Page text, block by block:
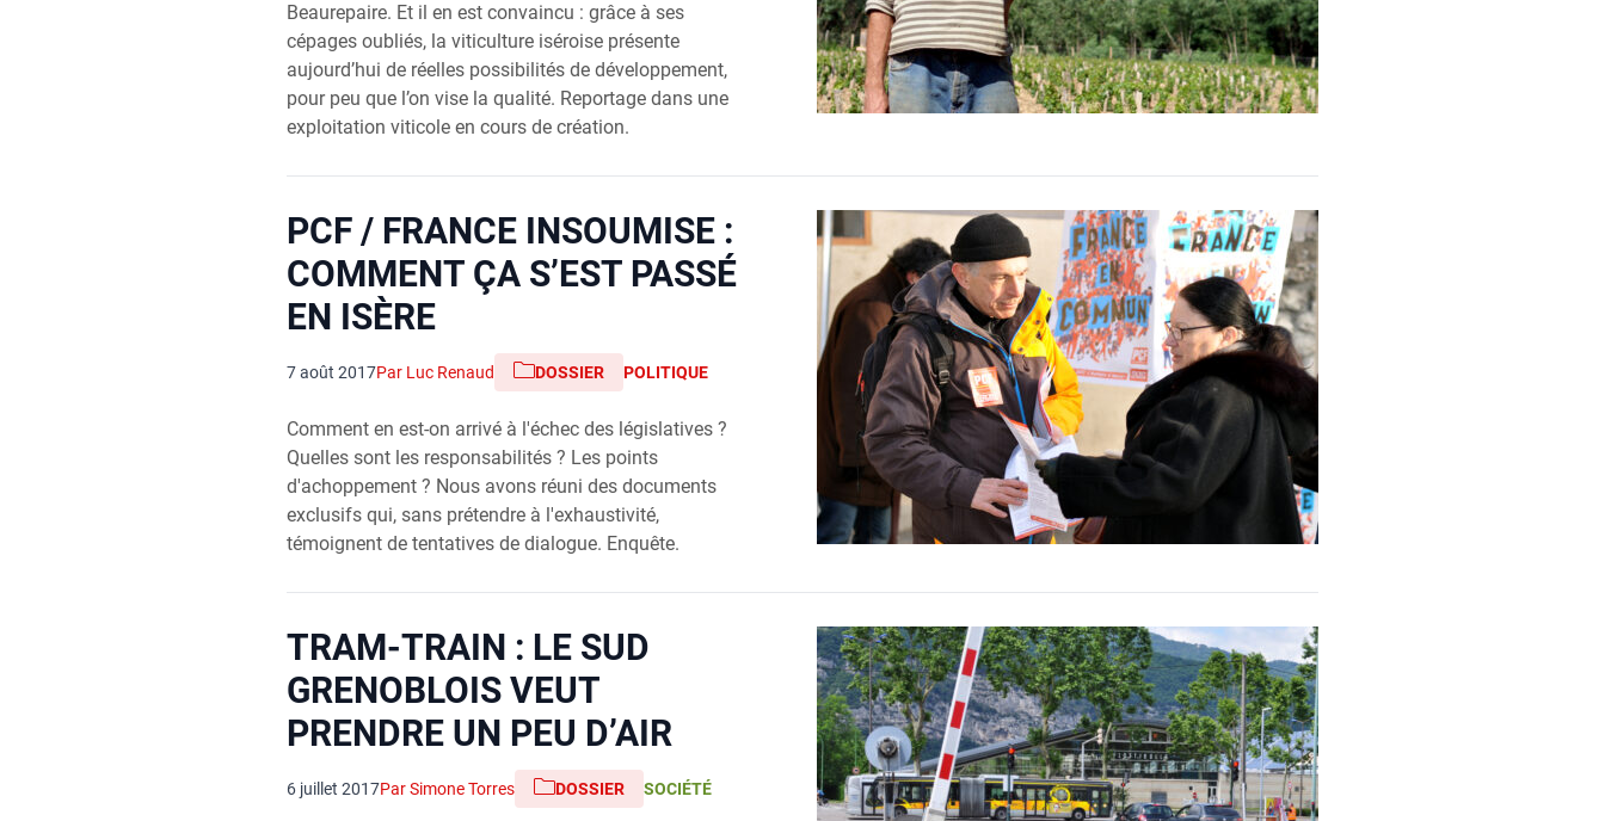
Beaurepaire. Et il en est convaincu : grâce à ses
cépages oubliés, la viticulture iséroise présente
aujourd’hui de réelles possibilités de développement,
pour peu que l’on vise la qualité. Reportage dans une
exploitation viticole en cours de création.
PCF / FRANCE INSOUMISE :
COMMENT ÇA S’EST PASSÉ
EN ISÈRE
7 août 2017Par Luc Renaud DOSSIER POLITIQUE
Comment en est-on arrivé à l'échec des législatives ?
Quelles sont les responsabilités ? Les points
d'achoppement ? Nous avons réuni des documents
exclusifs qui, sans prétendre à l'exhaustivité,
témoignent de tentatives de dialogue. Enquête.
TRAM-TRAIN : LE SUD
GRENOBLOIS VEUT
PRENDRE UN PEU D’AIR
6 juillet 2017Par Simone Torres DOSSIER SOCIÉTÉ